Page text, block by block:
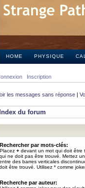
HOME PHYSIQUE
Inscription
les messages sans réponse |
Index du forum
Rechercher par mots-clés:
Placez + devant un mot qui doit être
ne doit pas être trouvé. Mettez
des barres verticales
être trouvé. Utilisez * comme
Recherche par auteur: